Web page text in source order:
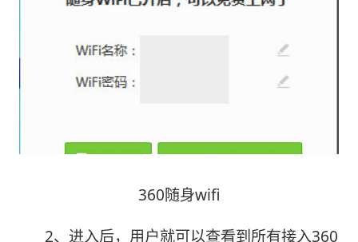
360随身wifi
2、进入后，用户就可以查看到所有接入360